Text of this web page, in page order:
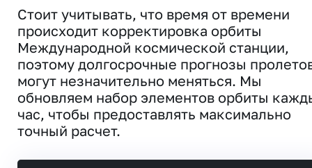
Стоит учитывать, что время от времени
происходит корректировка орбиты
Международной космической станции,
поэтому долгосрочные прогнозы
могут незначительно меняться. Мы
обновляем набор элементов орбиты
час, чтобы предоставлять максимально
точный расчет.